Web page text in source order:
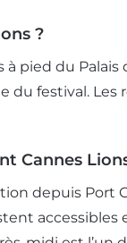
?
pied du Palais
festival. Les
Cannes
depuis Port